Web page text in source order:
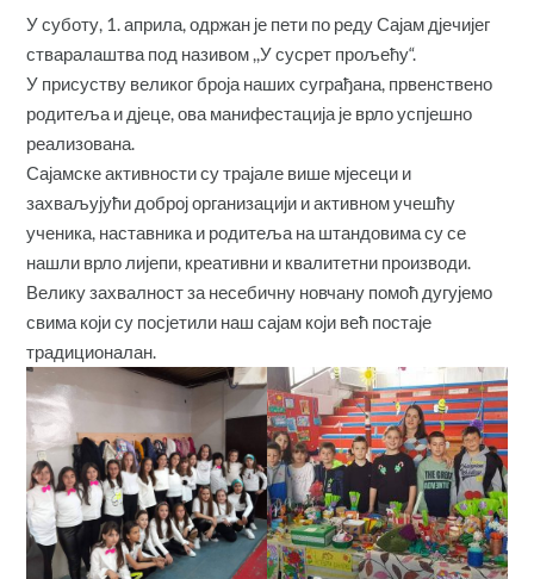
У суботу, 1. априла, одржан је пети по реду Сајам дјечијег
стваралаштва под називом ,,У сусрет прољећу“.
У присуству великог броја наших суграђана, првенствено
родитеља и дјеце, ова манифестација је врло успјешно
реализована.
Сајамске активности су трајале више мјесеци и
захваљујући доброј организацији и активном учешћу
ученика, наставника и родитеља на штандовима су се
нашли врло лијепи, креативни и квалитетни производи.
Велику захвалност за несебичну новчану помоћ дугујемо
свима који су посјетили наш сајам који већ постаје
традиционалан.